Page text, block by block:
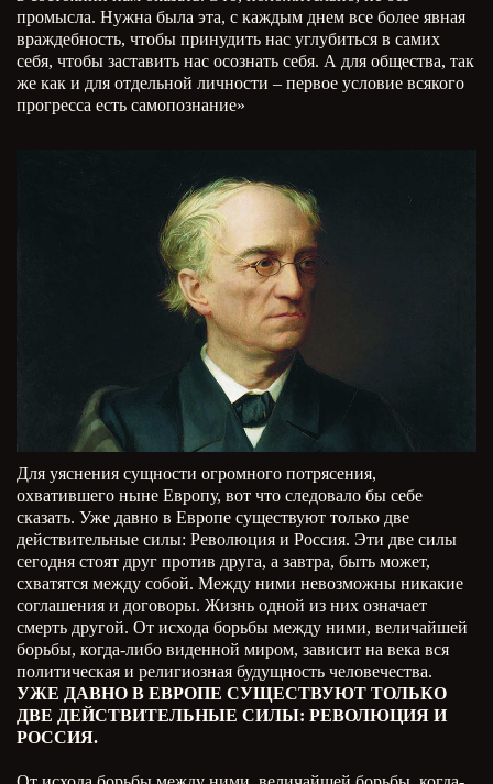
промысла. Нужна была эта, с каждым днем все более явная
враждебность, чтобы принудить нас углубиться в самих
себя, чтобы заставить нас осознать себя. А для общества, так
же как и для отдельной личности – первое условие всякого
прогресса есть самопознание»
Для уяснения сущности огромного потрясения,
охватившего ныне Европу, вот что следовало бы себе
сказать. Уже давно в Европе существуют только две
действительные силы: Революция и Россия. Эти две силы
сегодня стоят друг против друга, а завтра, быть может,
схватятся между собой. Между ними невозможны никакие
соглашения и договоры. Жизнь одной из них означает
смерть другой. От исхода борьбы между ними, величайшей
борьбы, когда-либо виденной миром, зависит на века вся
политическая и религиозная будущность человечества.
УЖЕ ДАВНО В ЕВРОПЕ СУЩЕСТВУЮТ ТОЛЬКО
ДВЕ ДЕЙСТВИТЕЛЬНЫЕ СИЛЫ: РЕВОЛЮЦИЯ И
РОССИЯ.